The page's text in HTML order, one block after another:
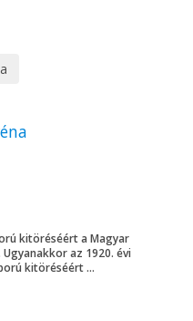
kitöréséért a Magyar
az 1920. évi
kitöréséért ...